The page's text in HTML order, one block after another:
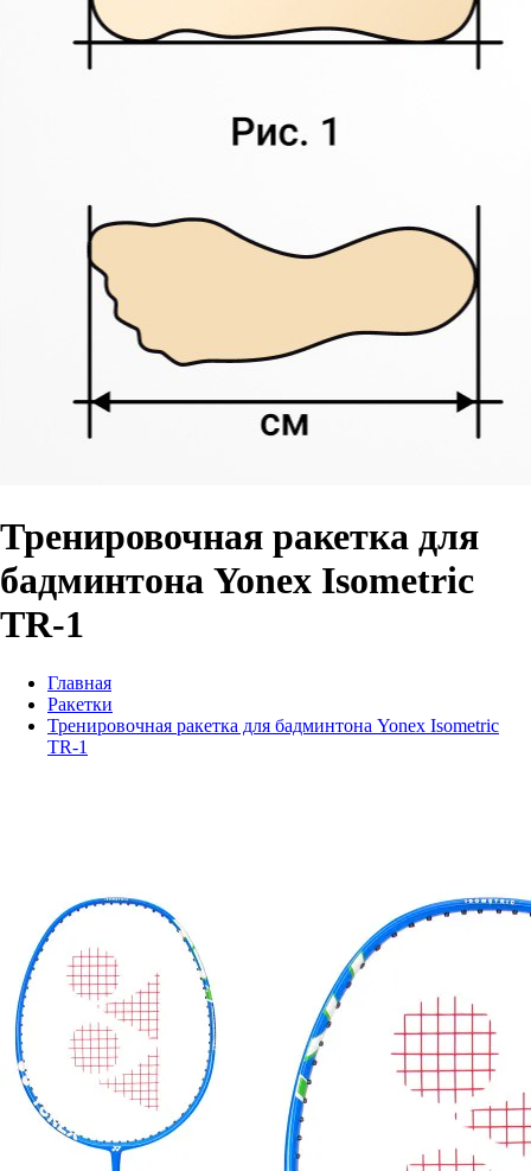
Тренировочная ракетка для
бадминтона Yonex Isometric
TR-1
Главная
Ракетки
Тренировочная ракетка для бадминтона Yonex Isometric
TR-1